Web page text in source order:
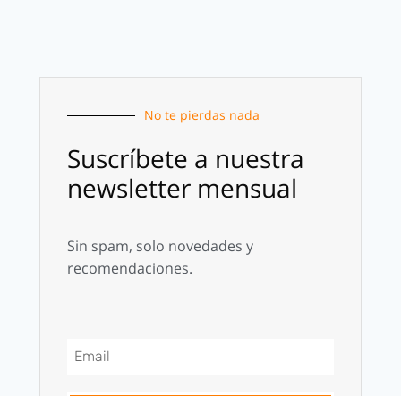
No te pierdas nada
Suscríbete a nuestra
newsletter mensual
Sin spam, solo novedades y
recomendaciones.